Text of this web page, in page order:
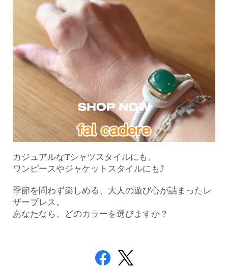
カジュアルなTシャツスタイルにも、
ワンピースやジャケットスタイルにも⤴︎
季節を問わず楽しめる、大人の遊び心が詰まったレ
ザーブレス。
あなたなら、どのカラーを選びますか？